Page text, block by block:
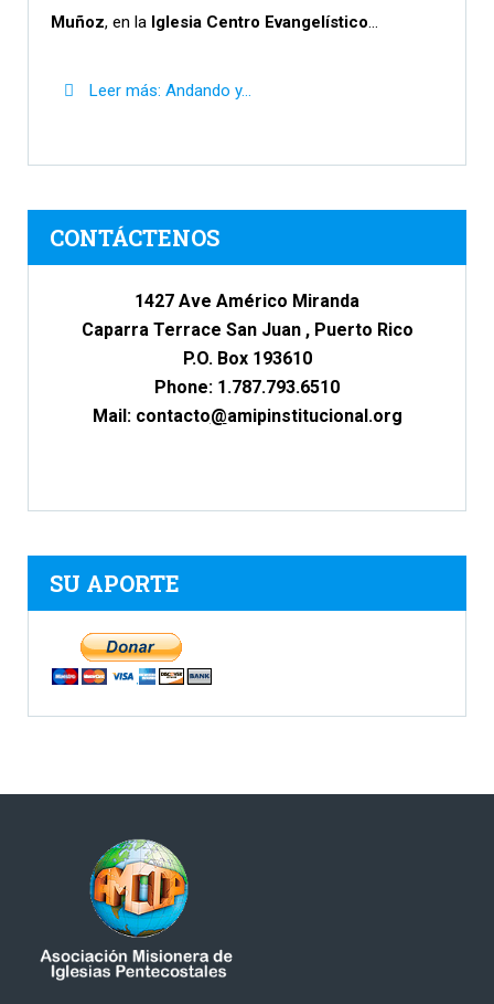
Muñoz, en la Iglesia Centro Evangelístico...
Leer más: Andando y...
CONTÁCTENOS
1427 Ave Américo Miranda
Caparra Terrace San Juan , Puerto Rico
P.O. Box 193610
Phone: 1.787.793.6510
Mail: contacto@amipinstitucional.org
SU APORTE